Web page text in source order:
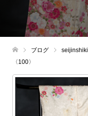
ブログ seijinshiki
〈100〉